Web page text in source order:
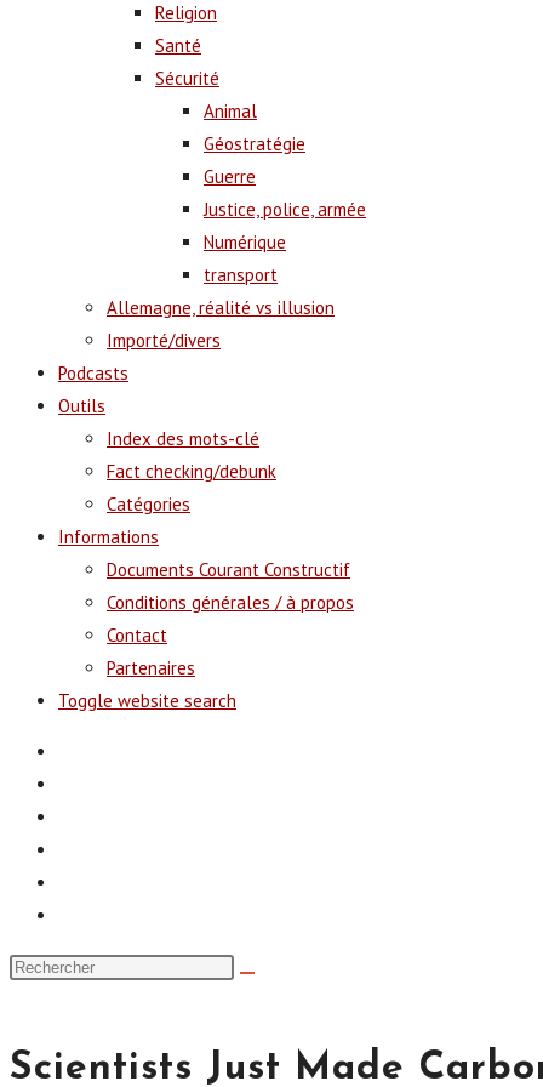
Religion
Santé
Sécurité
Animal
Géostratégie
Guerre
Justice, police, armée
Numérique
transport
Allemagne, réalité vs illusion
Importé/divers
Podcasts
Outils
Index des mots-clé
Fact checking/debunk
Catégories
Informations
Documents Courant Constructif
Conditions générales / à propos
Contact
Partenaires
Toggle website search
Scientists Just Made